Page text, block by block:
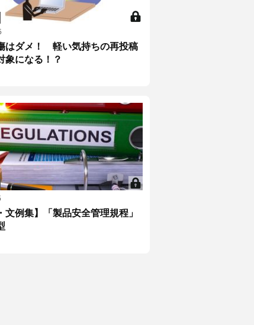
はダメ！ 軽い気持ちの再投稿
象になる！？
文例集】「製品安全管理規程」